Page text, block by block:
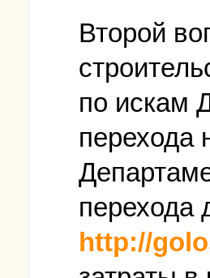
Второй
по искам
перехода
перехода
http://